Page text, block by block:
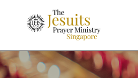
Search
for: